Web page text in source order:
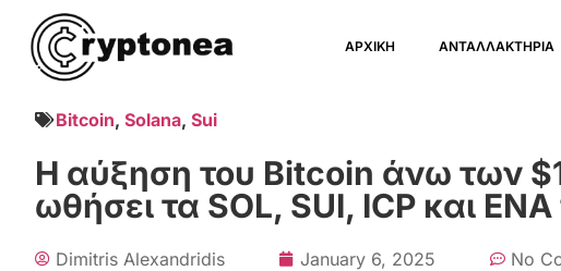
ΑΡΧΙΚΗ ΑΝΤΑΛΛΑΚΤΗΡΙΑ
Bitcoin, Solana, Sui
Η αύξηση του Bitcoin άνω των
ωθήσει τα SOL, SUI, ICP και
Dimitris Alexandridis January 6, 2025 No